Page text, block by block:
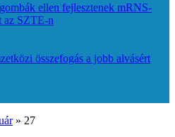
ellen fejlesztenek mRNS-
az SZTE-n
összefogás a jobb alvásért
» 27